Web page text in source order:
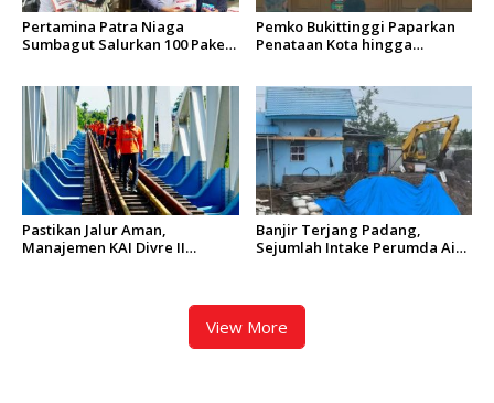
Pertamina Patra Niaga
Sumbagut Salurkan 100 Paket
Pemko Bukittinggi Paparkan
Penataan Kota hingga
Pastikan Jalur Aman,
Manajemen KAI Divre II
Banjir Terjang Padang,
Sejumlah Intake Perumda Air
View More